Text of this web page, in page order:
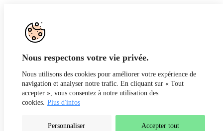
Nous respectons votre vie privée.
Nous utilisons des cookies pour améliorer votre expérience de
navigation et analyser notre trafic. En cliquant sur « Tout
accepter », vous consentez à notre utilisation des
cookies. Plus d'infos
Personnaliser Accepter tout